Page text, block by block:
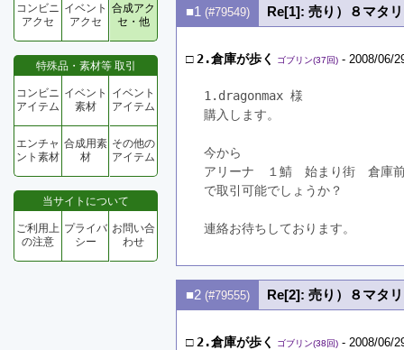
コンビニ
アクセ
イベント
アクセ
合成アク
セ・他
特殊品・素材等 取引
コンビニ
アイテム
イベント
素材
イベント
アイテム
エンチャ
ント素材
合成用素
材
その他の
アイテム
当サイトについて
ご利用上
の注意
プライバ
シー
お問い合
わせ
■1 (#79549) Re[1]: 売り）８マタ
□ 2.倉庫が歩く ゴブリン(37回) - 2008/06/
1.dragonmax 様
購入します。
今から
アリーナ　１鯖　始まり街　倉庫
で取引可能でしょうか？
連絡お待ちしております。
■2 (#79555) Re[2]: 売り）８マタ
□ 2.倉庫が歩く ゴブリン(38回) - 2008/06/